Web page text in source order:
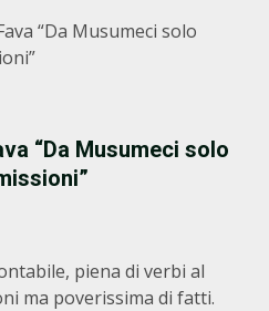
“Da Musumeci solo
“Da Musumeci solo
piena di verbi al
ma poverissima di fatti.